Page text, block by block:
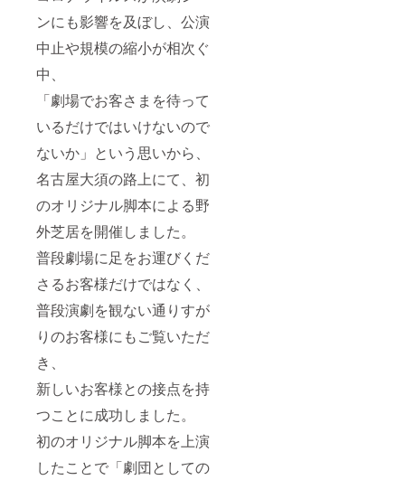
ンにも影響を及ぼし、公演
中止や規模の縮小が相次ぐ
中、
「劇場でお客さまを待って
いるだけではいけないので
ないか」という思いから、
名古屋大須の路上にて、初
のオリジナル脚本による野
外芝居を開催しました。
普段劇場に足をお運びくだ
さるお客様だけではなく、
普段演劇を観ない通りすが
りのお客様にもご覧いただ
き、
新しいお客様との接点を持
つことに成功しました。
初のオリジナル脚本を上演
したことで「劇団としての